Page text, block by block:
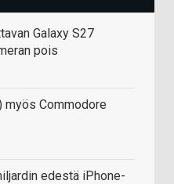
Galaxy S27
pois
myös Commodore
edestä iPhone-